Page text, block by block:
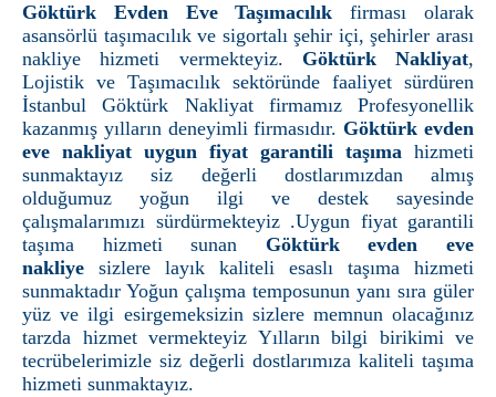
Göktürk Evden Eve Taşımacılıkfirması olarak
asansörlü taşımacılık ve sigortalı şehir içi, şehirler arası
nakliye hizmeti vermekteyiz. Göktürk Nakliyat,
Lojistik ve Taşımacılık sektöründe faaliyet sürdüren
İstanbul Göktürk Nakliyat firmamız Profesyonellik
kazanmış yılların deneyimli firmasıdır. Göktürk evden
eve nakliyat uygun fiyat garantili taşıma hizmeti
sunmaktayız siz değerli dostlarımızdan almış
olduğumuz yoğun ilgi ve destek sayesinde
çalışmalarımızı sürdürmekteyiz .Uygun fiyat garantili
taşıma hizmeti sunan Göktürk evden eve
nakliye sizlere layık kaliteli esaslı taşıma hizmeti
sunmaktadır Yoğun çalışma temposunun yanı sıra güler
yüz ve ilgi esirgemeksizin sizlere memnun olacağınız
tarzda hizmet vermekteyiz Yılların bilgi birikimi ve
tecrübelerimizle siz değerli dostlarımıza kaliteli taşıma
hizmeti sunmaktayız.